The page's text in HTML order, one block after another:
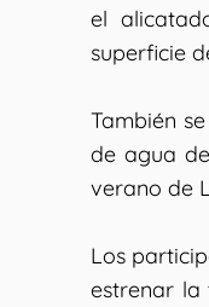
el
superficie
También
de agua
verano de
Los
estrenar la